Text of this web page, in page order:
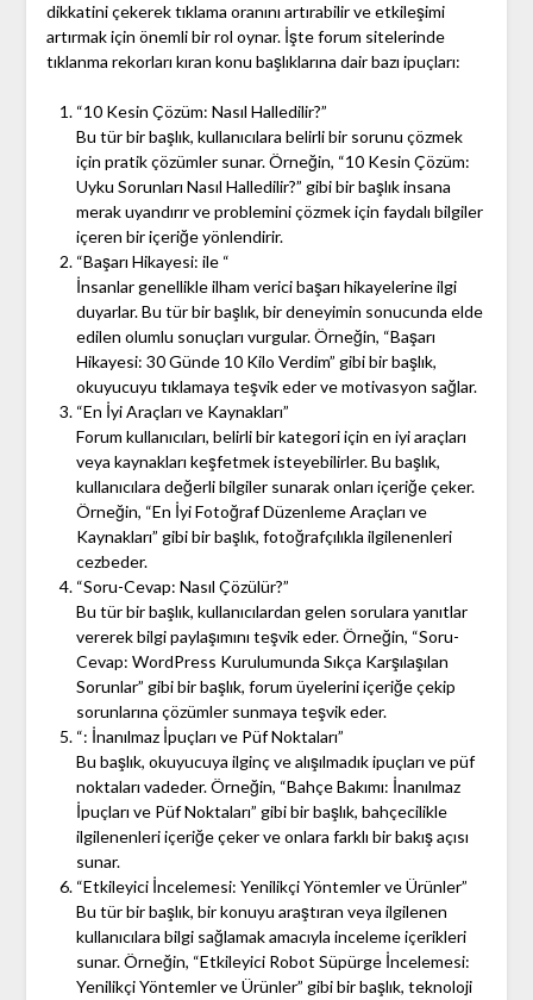
dikkatini çekerek tıklama oranını artırabilir ve etkileşimi
artırmak için önemli bir rol oynar. İşte forum sitelerinde
tıklanma rekorları kıran konu başlıklarına dair bazı ipuçları:
“10 Kesin Çözüm: Nasıl Halledilir?”
Bu tür bir başlık, kullanıcılara belirli bir sorunu çözmek
için pratik çözümler sunar. Örneğin, “10 Kesin Çözüm:
Uyku Sorunları Nasıl Halledilir?” gibi bir başlık insana
merak uyandırır ve problemini çözmek için faydalı bilgiler
içeren bir içeriğe yönlendirir.
“Başarı Hikayesi: ile “
İnsanlar genellikle ilham verici başarı hikayelerine ilgi
duyarlar. Bu tür bir başlık, bir deneyimin sonucunda elde
edilen olumlu sonuçları vurgular. Örneğin, “Başarı
Hikayesi: 30 Günde 10 Kilo Verdim” gibi bir başlık,
okuyucuyu tıklamaya teşvik eder ve motivasyon sağlar.
“En İyi Araçları ve Kaynakları”
Forum kullanıcıları, belirli bir kategori için en iyi araçları
veya kaynakları keşfetmek isteyebilirler. Bu başlık,
kullanıcılara değerli bilgiler sunarak onları içeriğe çeker.
Örneğin, “En İyi Fotoğraf Düzenleme Araçları ve
Kaynakları” gibi bir başlık, fotoğrafçılıkla ilgilenenleri
cezbeder.
“Soru-Cevap: Nasıl Çözülür?”
Bu tür bir başlık, kullanıcılardan gelen sorulara yanıtlar
vererek bilgi paylaşımını teşvik eder. Örneğin, “Soru-
Cevap: WordPress Kurulumunda Sıkça Karşılaşılan
Sorunlar” gibi bir başlık, forum üyelerini içeriğe çekip
sorunlarına çözümler sunmaya teşvik eder.
“: İnanılmaz İpuçları ve Püf Noktaları”
Bu başlık, okuyucuya ilginç ve alışılmadık ipuçları ve püf
noktaları vadeder. Örneğin, “Bahçe Bakımı: İnanılmaz
İpuçları ve Püf Noktaları” gibi bir başlık, bahçecilikle
ilgilenenleri içeriğe çeker ve onlara farklı bir bakış açısı
sunar.
“Etkileyici İncelemesi: Yenilikçi Yöntemler ve Ürünler”
Bu tür bir başlık, bir konuyu araştıran veya ilgilenen
kullanıcılara bilgi sağlamak amacıyla inceleme içerikleri
sunar. Örneğin, “Etkileyici Robot Süpürge İncelemesi:
Yenilikçi Yöntemler ve Ürünler” gibi bir başlık, teknoloji